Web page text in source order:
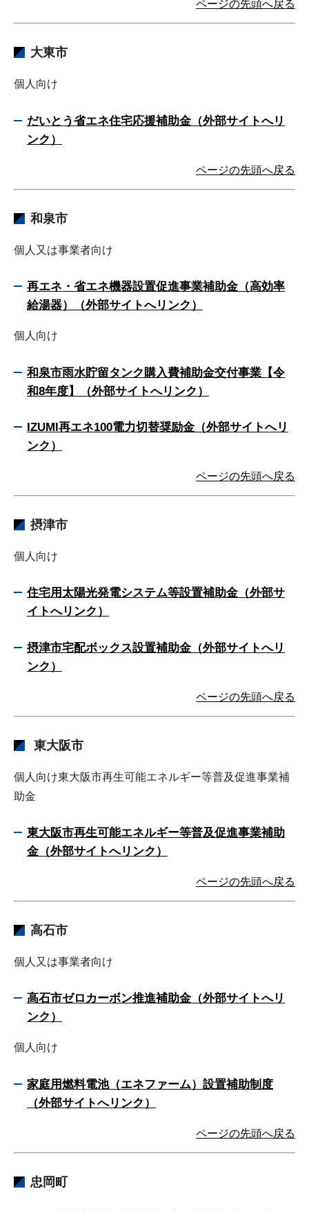
ページの先頭へ戻る
大東市
個人向け
だいとう省エネ住宅応援補助金（外部サイトへリ
ンク）
ページの先頭へ戻る
和泉市
個人又は事業者向け
再エネ・省エネ機器設置促進事業補助金（高効率
給湯器）（外部サイトへリンク）
個人向け
和泉市雨水貯留タンク購入費補助金交付事業【令
和8年度】（外部サイトへリンク）
IZUMI再エネ100電力切替奨励金（外部サイトへリ
ンク）
ページの先頭へ戻る
摂津市
個人向け
住宅用太陽光発電システム等設置補助金（外部サ
イトへリンク）
摂津市宅配ボックス設置補助金（外部サイトへリ
ンク）
ページの先頭へ戻る
東大阪市
個人向け東大阪市再生可能エネルギー等普及促進事業補
助金
東大阪市再生可能エネルギー等普及促進事業補助
金（外部サイトへリンク）
ページの先頭へ戻る
高石市
個人又は事業者向け
高石市ゼロカーボン推進補助金（外部サイトへリ
ンク）
個人向け
家庭用燃料電池（エネファーム）設置補助制度
（外部サイトへリンク）
ページの先頭へ戻る
忠岡町